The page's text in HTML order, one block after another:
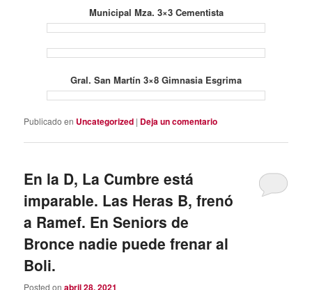
Municipal Mza. 3×3 Cementista
Gral. San Martín 3×8 Gimnasia Esgrima
Publicado en Uncategorized | Deja un comentario
En la D, La Cumbre está
imparable. Las Heras B, frenó
a Ramef. En Seniors de
Bronce nadie puede frenar al
Boli.
Posted onabril 28, 2021